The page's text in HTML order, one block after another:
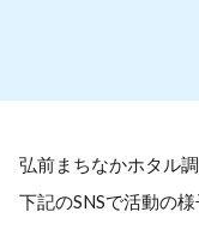
弘前まちなかホタル
下記のSNSで活動の様